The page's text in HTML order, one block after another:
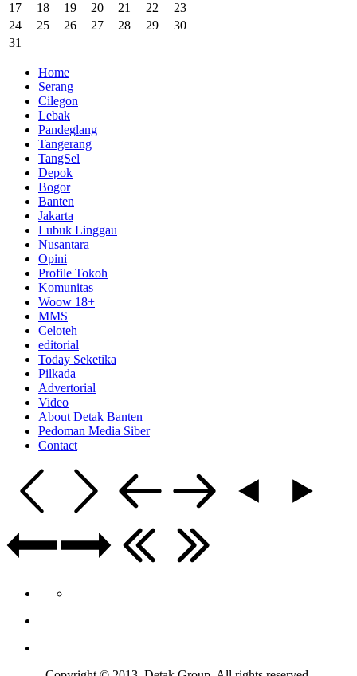
17
18 19 20 21 22
23
24
25 26 27 28 29
30
31
Home
Serang
Cilegon
Lebak
Pandeglang
Tangerang
TangSel
Depok
Bogor
Banten
Jakarta
Lubuk Linggau
Nusantara
Opini
Profile Tokoh
Komunitas
Woow 18+
MMS
Celoteh
editorial
Today Seketika
Pilkada
Advertorial
Video
About Detak Banten
Pedoman Media Siber
Contact